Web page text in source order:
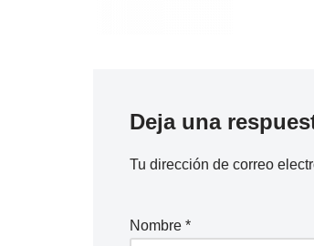
Deja una
Tu dirección de correo
Nombre *